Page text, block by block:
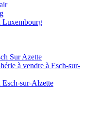
Luxembourg
Sur Azette
à vendre à Esch-sur-
Esch-sur-Alzette